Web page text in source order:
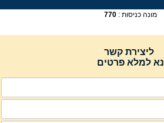
מונה כניסות : 770
ליצירת קשר
נא למלא פרטים